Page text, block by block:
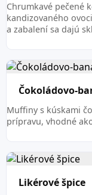
Chrumkavé pečené
kandizovaného
a zabalení sa dajú
Čokoládovo-
Muffiny s kúskami
prípravu, vhodné
Likérové špice